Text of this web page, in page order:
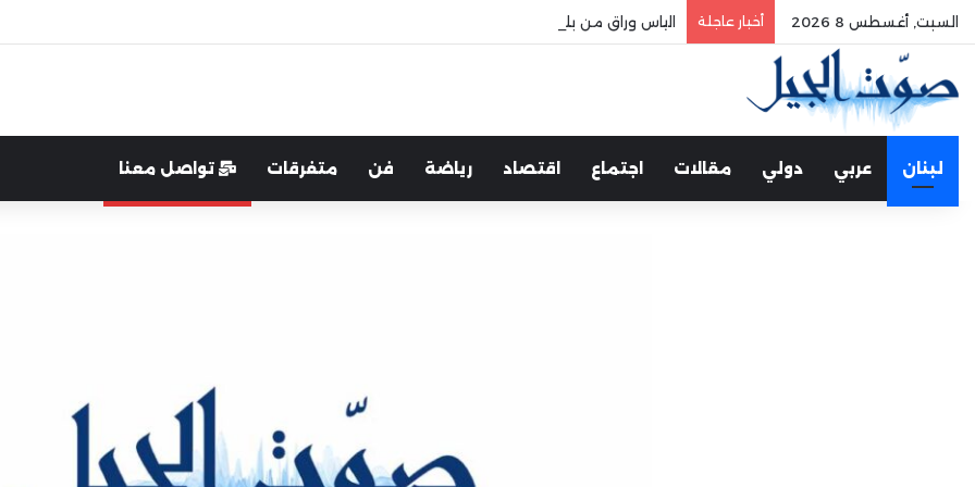
السبت, أغسطس 8 2026 أخبار عاجلة الياس وراق من بلمند سوق الغرب:لتعزيز التواصل والشراكة مع المجتمع المحلي
لبنان عربي دولي مقالات اجتماع اقتصاد رياضة فن متفرقات تواصل معنا